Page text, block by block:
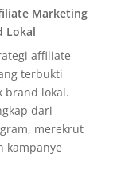
Marketing
Lokal
affiliate
terbukti
brand lokal.
dari
merekrut
kampanye